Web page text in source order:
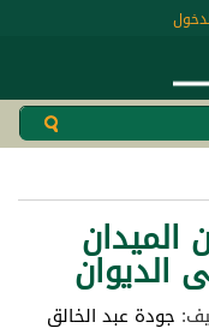
الميدان
الديوان
جودة عبد الخالق